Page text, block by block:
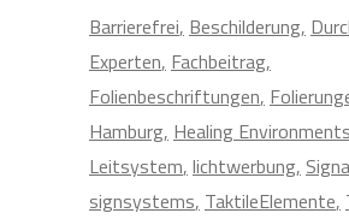
Barrierefrei Beschilderung
Experten Fachbeitrag
Folienbeschriftungen
Hamburg Healing Environments
Leitsystem lichtwerbung
signsystems TaktileElemente